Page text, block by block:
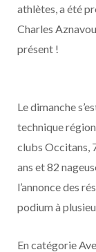
athlètes, a été
Charles
présent !
Le dimanche
technique
clubs Occitans,
ans et 82
l’annonce des
podium à
En catégorie